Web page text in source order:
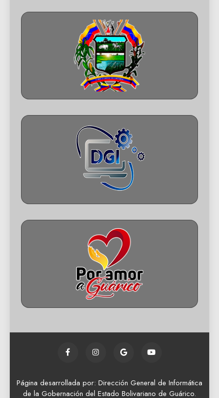
Página desarrollada por: Dirección General de Informática
de la Gobernación del Estado Bolivariano de Guárico.